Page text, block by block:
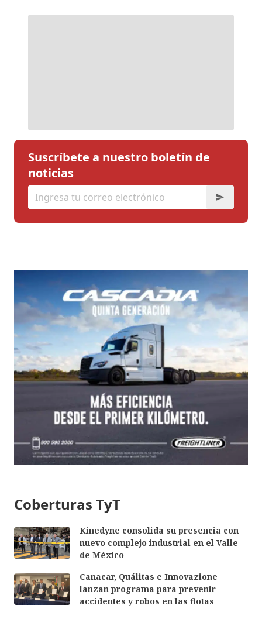
Suscríbete a nuestro boletín de
noticias
Coberturas TyT
Kinedyne consolida su presencia con
nuevo complejo industrial en el Valle
de México
Canacar, Quálitas e Innovazione
lanzan programa para prevenir
accidentes y robos en las flotas